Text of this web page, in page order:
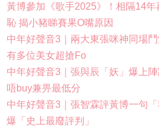
黃博參加《歌手2025》！相隔14
恥 揭小豬睇賽果O嘴原因
中年好聲音3｜兩大東張咪神同場
有多位美女超搶Fo
中年好聲音3｜張與辰「妖」爆上
唔buy兼畀最低分
中年好聲音3｜張智霖評黃博一句
爆「史上最廢評判」